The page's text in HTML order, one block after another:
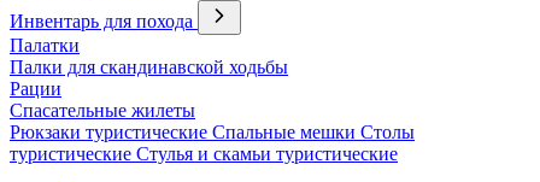
Инвентарь для похода
Палатки
Палки для скандинавской ходьбы
Рации
Спасательные жилеты
Рюкзаки туристические Спальные мешки Столы
туристические Стулья и скамьи туристические